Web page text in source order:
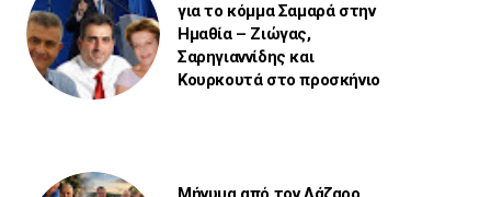
για το κόμμα Σαμαρά στην
Ημαθία – Ζιώγας,
Σαρηγιαννίδης και
Κουρκουτά στο προσκήνιο